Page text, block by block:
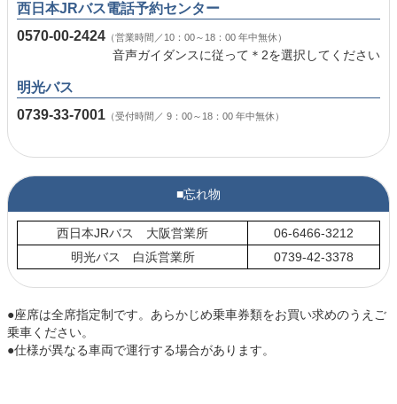
西日本JRバス電話予約センター
0570-00-2424 （営業時間／10：00～18：00 年中無休）
音声ガイダンスに従って＊2を選択してください
明光バス
0739-33-7001 （受付時間／ 9：00～18：00 年中無休）
■忘れ物
西日本JRバス 大阪営業所
06-6466-3212
明光バス 白浜営業所
0739-42-3378
●座席は全席指定制です。あらかじめ乗車券類をお買い求めのうえご
乗車ください。
●仕様が異なる車両で運行する場合があります。